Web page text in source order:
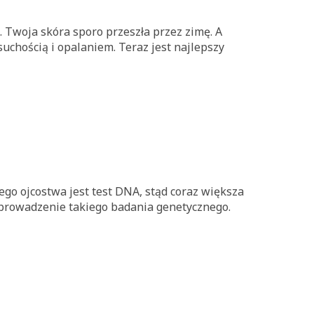
skóra sporo przeszła przez zimę. A
i opalaniem. Teraz jest najlepszy
ojcostwa jest test DNA, stąd coraz większa
takiego badania genetycznego.